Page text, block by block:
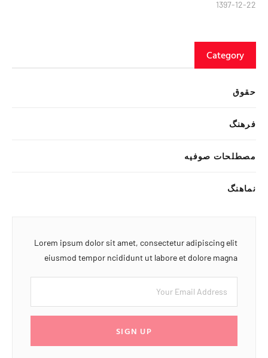
1397-12-22
Category
حقوق
فرهنگ
مصطلحات صوفیه
نماهنگ
Lorem ipsum dolor sit amet, consectetur adipiscing elit
eiusmod tempor ncididunt ut labore et dolore magna
SIGN UP